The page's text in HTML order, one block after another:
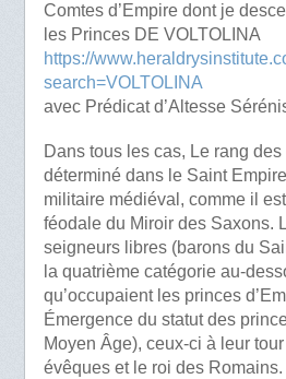
Comtes d’Empire dont je
les Princes DE VOLTOLINA
https://
search=VOLTOLINA
avec Prédicat d’Altesse
Dans tous les cas, Le rang
déterminé dans le Saint
militaire médiéval, comme il
féodale du Miroir des Saxons.
seigneurs libres (barons du
la quatrième catégorie au-
qu’occupaient les princes
Émergence du statut des
Moyen Âge), ceux-ci à leur
évêques et le roi des Romains.